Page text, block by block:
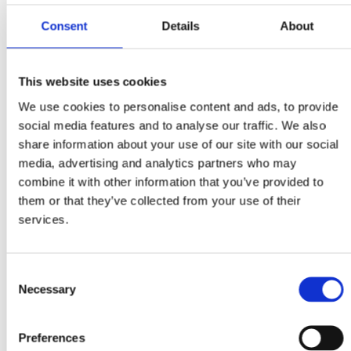
Consent Details About
This website uses cookies
We use cookies to personalise content and ads, to provide
social media features and to analyse our traffic. We also
share information about your use of our site with our social
media, advertising and analytics partners who may
combine it with other information that you’ve provided to
them or that they’ve collected from your use of their
services.
Selection
Necessary
Preferences
Sprijinire Maluri
Plansee usoare
Accesorii Sprijinire Maluri
Motocompresoare
Compresoare electrice cu Piston
Compresoare electrice cu Surub
Picoane Pneumatice
Accesorii Picoane Pneumatice
Utilaje pentru Constructii
Dumper
Accesorii Dumper